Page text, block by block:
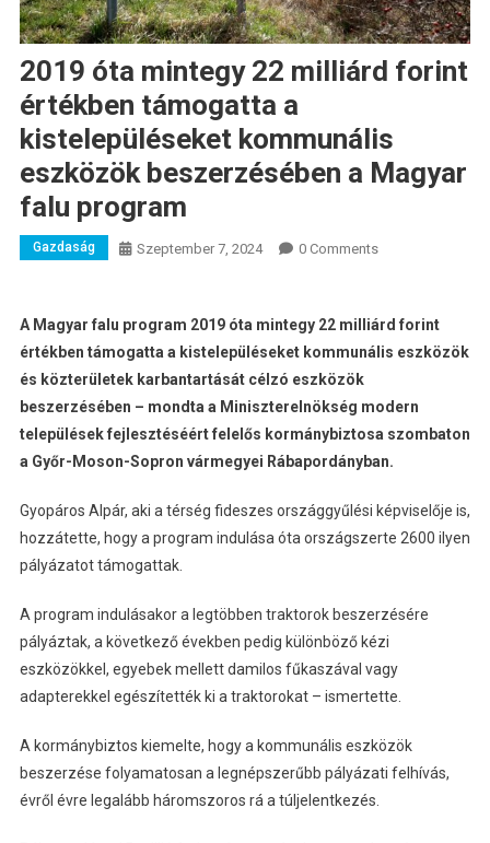
2019 óta mintegy 22 milliárd forint
értékben támogatta a
kistelepüléseket kommunális
eszközök beszerzésében a Magyar
falu program
Gazdaság Szeptember 7, 2024 0 Comments
A Magyar falu program 2019 óta mintegy 22 milliárd forint
értékben támogatta a kistelepüléseket kommunális eszközök
és közterületek karbantartását célzó eszközök
beszerzésében – mondta a Miniszterelnökség modern
települések fejlesztéséért felelős kormánybiztosa szombaton
a Győr-Moson-Sopron vármegyei Rábapordányban.
Gyopáros Alpár, aki a térség fideszes országgyűlési képviselője is,
hozzátette, hogy a program indulása óta országszerte 2600 ilyen
pályázatot támogattak.
A program indulásakor a legtöbben traktorok beszerzésére
pályáztak, a következő években pedig különböző kézi
eszközökkel, egyebek mellett damilos fűkaszával vagy
adapterekkel egészítették ki a traktorokat – ismertette.
A kormánybiztos kiemelte, hogy a kommunális eszközök
beszerzése folyamatosan a legnépszerűbb pályázati felhívás,
évről évre legalább háromszoros rá a túljelentkezés.